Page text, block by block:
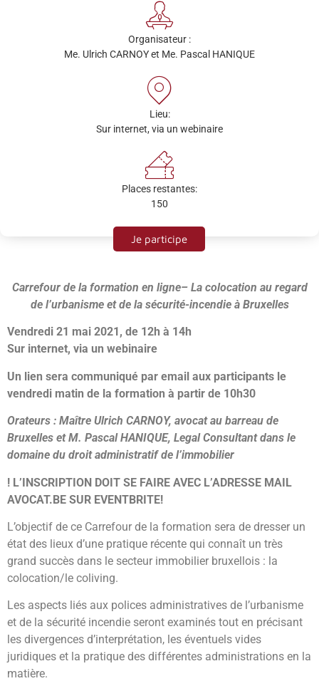
Organisateur :
Me. Ulrich CARNOY et Me. Pascal HANIQUE
Lieu:
Sur internet, via un webinaire
Places restantes:
150
Je participe
Carrefour de la formation en ligne– La colocation au regard
de l’urbanisme et de la sécurité-incendie à Bruxelles
Vendredi 21 mai 2021, de 12h à 14h
Sur internet, via un webinaire
Un lien sera communiqué par email aux participants le
vendredi matin de la formation à partir de 10h30
Orateurs : Maître Ulrich CARNOY, avocat au barreau de
Bruxelles et M. Pascal HANIQUE, Legal Consultant dans le
domaine du droit administratif de l’immobilier
! L’INSCRIPTION DOIT SE FAIRE AVEC L’ADRESSE MAIL
AVOCAT.BE SUR EVENTBRITE!
L’objectif de ce Carrefour de la formation sera de dresser un
état des lieux d’une pratique récente qui connaît un très
grand succès dans le secteur immobilier bruxellois : la
colocation/le coliving.
Les aspects liés aux polices administratives de l’urbanisme
et de la sécurité incendie seront examinés tout en précisant
les divergences d’interprétation, les éventuels vides
juridiques et la pratique des différentes administrations en la
matière.